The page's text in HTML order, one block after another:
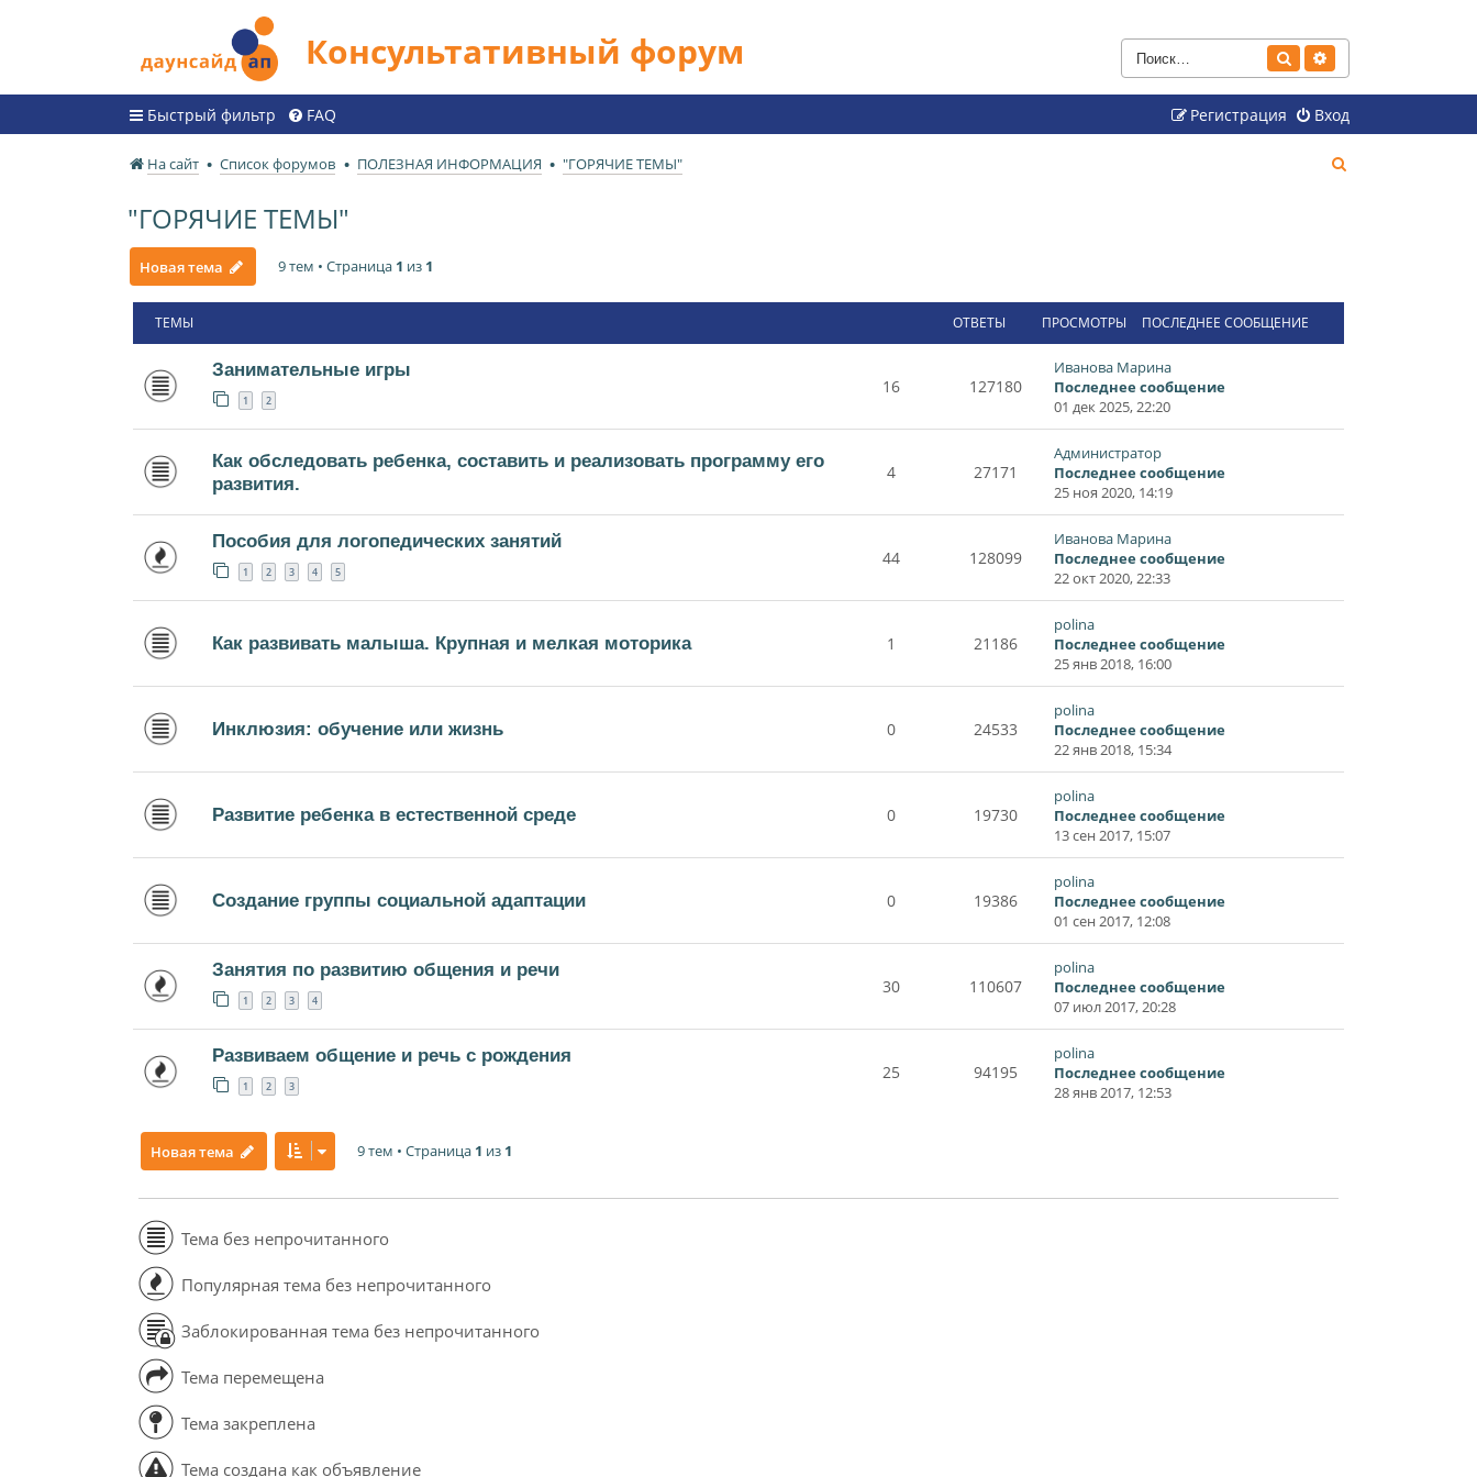
Консультативный форум Поиск
Быстрый фильтр FAQ Вход
Регистрация
На сайт Список форумов ПОЛЕЗНАЯ ИНФОРМАЦИЯ "ГОРЯЧИЕ ТЕМЫ"
"ГОРЯЧИЕ ТЕМЫ"
Новая тема 9 тем • Страница 1 из 1
ТЕМЫ ОТВЕТЫ ПРОСМОТРЫ ПОСЛЕДНЕЕ СООБЩЕНИЕ
Занимательные игры
1 2
16 127180
Иванова Марина
Последнее сообщение
01 дек 2025, 22:20
Как обследовать ребенка, составить и реализовать программу его
развития.
4 27171
Администратор
Последнее сообщение
25 ноя 2020, 14:19
Пособия для логопедических занятий
1 2 3 4 5
44 128099
Иванова Марина
Последнее сообщение
22 окт 2020, 22:33
Как развивать малыша. Крупная и мелкая моторика 1 21186
polina
Последнее сообщение
25 янв 2018, 16:00
Инклюзия: обучение или жизнь 0 24533
polina
Последнее сообщение
22 янв 2018, 15:34
Развитие ребенка в естественной среде 0 19730
polina
Последнее сообщение
13 сен 2017, 15:07
Создание группы социальной адаптации 0 19386
polina
Последнее сообщение
01 сен 2017, 12:08
Занятия по развитию общения и речи
1 2 3 4
30 110607
polina
Последнее сообщение
07 июл 2017, 20:28
Развиваем общение и речь с рождения
1 2 3
25 94195
polina
Последнее сообщение
28 янв 2017, 12:53
Новая тема 9 тем • Страница 1 из 1
Тема без непрочитанного
Популярная тема без непрочитанного
Заблокированная тема без непрочитанного
Тема перемещена
Тема закреплена
Тема создана как объявление